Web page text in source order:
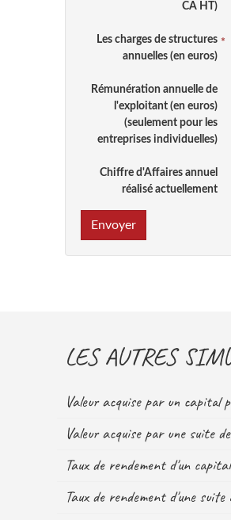
CA HT)
Les charges de structures
annuelles (en euros)
Rémunération annuelle de
l'exploitant (en euros)
(seulement pour les
entreprises individuelles)
Chiffre d'Affaires annuel
réalisé actuellement
Envoyer
LES AUTRES
Valeur acquise par un capital
Valeur acquise par une suite
Taux de rendement d'un capital
Taux de rendement d'une